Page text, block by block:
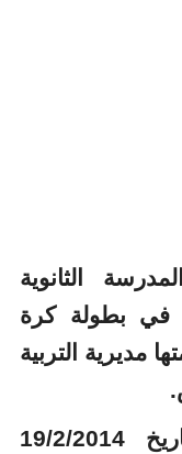
الثانوية
في بطولة كرة
مديرية التربية
حيث بدأت البطولة بتاريخ 19/2/2014